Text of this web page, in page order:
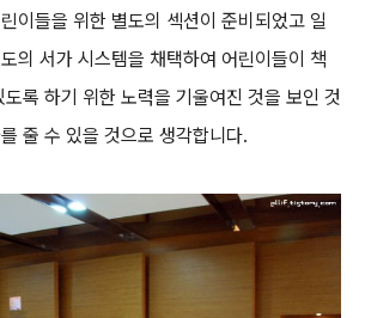
이들을 위한 별도의 섹션이 준비되었고 일
의 서가 시스템을 채택하여 어린이들이 책
록 하기 위한 노력을 기울여진 것을 보인 것
줄 수 있을 것으로 생각합니다.